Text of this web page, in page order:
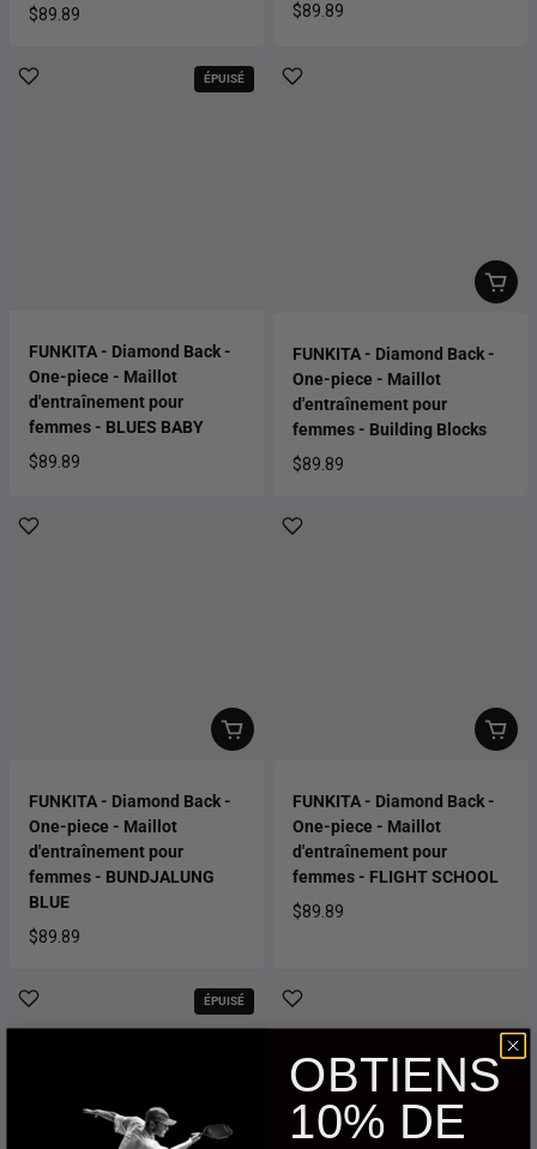
$89.89 $89.89
ÉPUISÉ
FUNKITA - Diamond Back -
One-piece - Maillot
d'entraînement pour
femmes - BLUES BABY
$89.89
FUNKITA - Diamond Back -
One-piece - Maillot
d'entraînement pour
femmes - Building Blocks
$89.89
FUNKITA - Diamond Back -
One-piece - Maillot
d'entraînement pour
femmes - BUNDJALUNG
BLUE
$89.89
FUNKITA - Diamond Back -
One-piece - Maillot
d'entraînement pour
femmes - FLIGHT SCHOOL
$89.89
ÉPUISÉ
OBTIENS
10% DE